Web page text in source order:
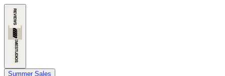
Summer Sales